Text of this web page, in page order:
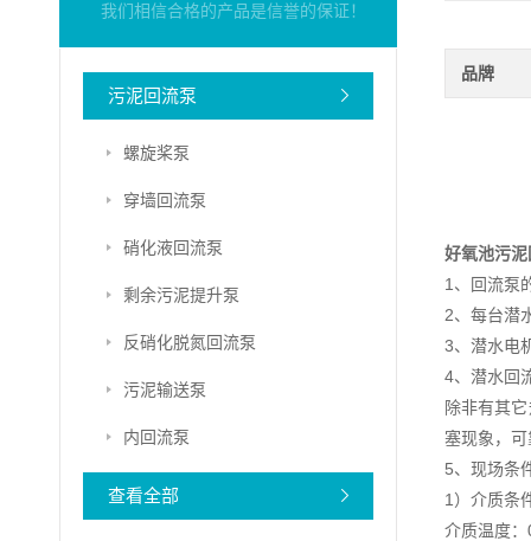
我们相信合格的产品是信誉的保证！
污泥回流泵
螺旋桨泵
穿墙回流泵
硝化液回流泵
剩余污泥提升泵
反硝化脱氮回流泵
污泥输送泵
内回流泵
查看全部
品牌
好氧池污
1、回流泵
2、每台潜
3、潜水电
4、潜水回
除非有其
塞现象，
5、现场条
1）介质条
介质温度